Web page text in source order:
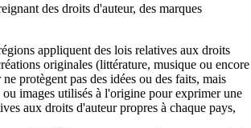
des droits d'auteur, des marques
appliquent des lois relatives aux droits
originales (littérature, musique ou encore
protègent pas des idées ou des faits, mais
ou images utilisés à l'origine pour exprimer une
aux droits d'auteur propres à chaque pays,